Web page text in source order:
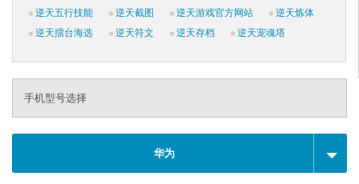
逆天五行技能
逆天截图 逆天游戏官方网站
逆天炼体
逆天擂台海选
逆天符文 逆天存档 逆天宠魂塔
手机型号选择
华为